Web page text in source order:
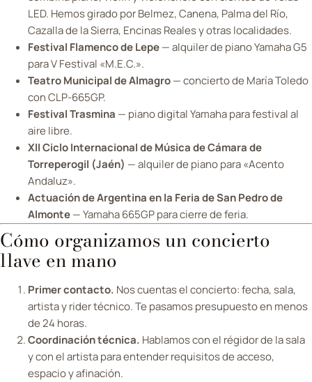
LED. Hemos girado por Belmez, Canena, Palma del Río,
Cazalla de la Sierra, Encinas Reales y otras localidades.
Festival Flamenco de Lepe— alquiler de piano Yamaha G5
para V Festival «M.E.C.».
Teatro Municipal de Almagro— concierto de María Toledo
con CLP-665GP.
Festival Trasmina — piano digital Yamaha para festival al
aire libre.
XII Ciclo Internacional de Música de Cámara de
Torreperogil (Jaén) — alquiler de piano para «Acento
Andaluz».
Actuación de Argentina en la Feria de San Pedro de
Almonte— Yamaha 665GP para cierre de feria.
Cómo organizamos un concierto
llave en mano
Primer contacto. Nos cuentas el concierto: fecha, sala,
artista y rider técnico. Te pasamos presupuesto en menos
de 24 horas.
Coordinación técnica. Hablamos con el régidor de la sala
y con el artista para entender requisitos de acceso,
espacio y afinación.